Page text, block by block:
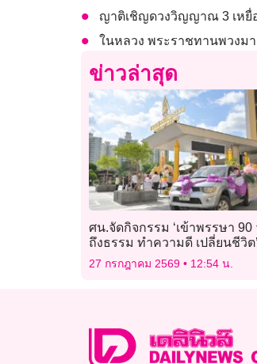
ญาติเชิญดวงวิญญาณ 3 เหยื่อ
ในหลวง พระราชทานพวงม
ข่าวล่าสุด
ศน.จัดกิจกรรม ‘เข้าพรรษา 90
ถึงธรรม ทำความดี เปลี่ยนชีวิต
เทียน 10 พระอารามหลวงสำคัญ
27 กรกฎาคม 2569 12:54 น.